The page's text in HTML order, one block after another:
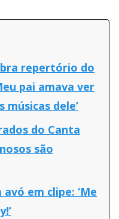
repertório do
pai amava ver
músicas dele’
do Canta
são
em clipe: ‘Me